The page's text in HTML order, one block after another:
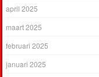
april 2025
maart 2025
februari 2025
januari 2025